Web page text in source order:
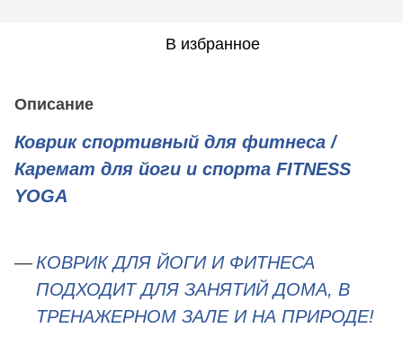
В избранное
Описание
Коврик спортивный для фитнеса /
Каремат для йоги и спорта FITNESS
YOGA
КОВРИК ДЛЯ ЙОГИ И ФИТНЕСА
ПОДХОДИТ ДЛЯ ЗАНЯТИЙ ДОМА, В
ТРЕНАЖЕРНОМ ЗАЛЕ И НА ПРИРОДЕ!